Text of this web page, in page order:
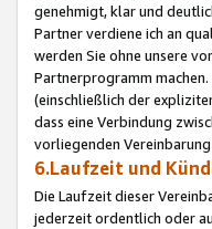
genehmigt, klar und
Partner verdiene ich an
werden Sie ohne unsere
Partnerprogramm
(einschließlich der
dass eine Verbindung
vorliegenden
6.Laufzeit und
Die Laufzeit dieser
jederzeit ordentlich oder